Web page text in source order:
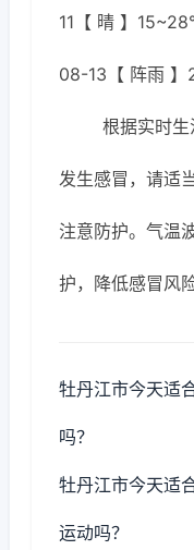
11【 晴 】
08-13【 阵雨
根据实时
发生感冒，请适
注意防护。气温
护，降低感冒风险
牡丹江市今天适
吗？
牡丹江市今天适
运动吗？